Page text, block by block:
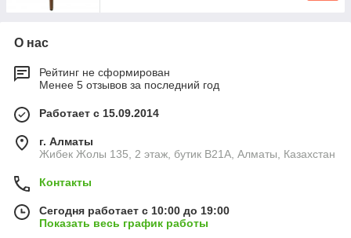
О нас
Рейтинг не сформирован
Менее 5 отзывов за последний год
Работает с 15.09.2014
г. Алматы
Жибек Жолы 135, 2 этаж, бутик B21A, Алматы, Казахстан
Контакты
Сегодня работает с 10:00 до 19:00
Показать весь график работы